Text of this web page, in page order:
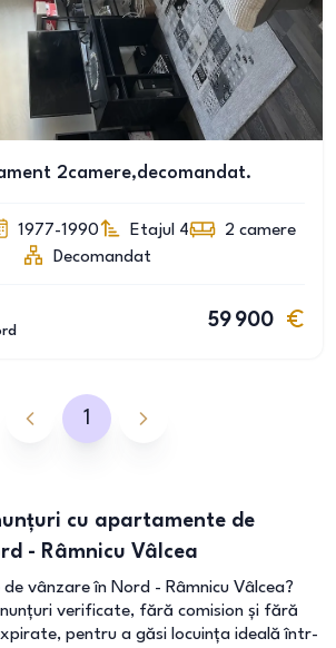
2camere,decomandat.
1977-1990 Etajul 4 2 camere
Decomandat
59 900
1
cu apartamente de
- Râmnicu Vâlcea
vânzare în Nord - Râmnicu Vâlcea?
verificate, fără comision și fără
pentru a găsi locuința ideală într-